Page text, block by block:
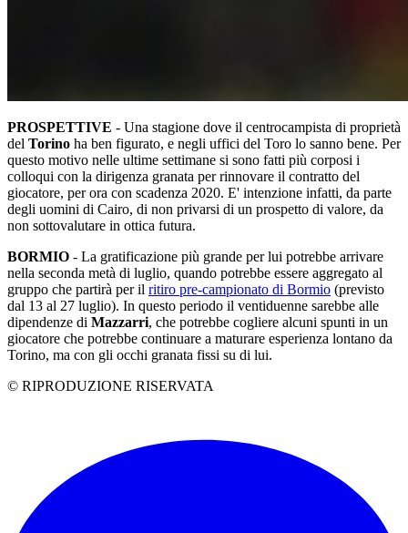
PROSPETTIVE - Una stagione dove il centrocampista di proprietà
del Torino ha ben figurato, e negli uffici del Toro lo sanno bene. Per
questo motivo nelle ultime settimane si sono fatti più corposi i
colloqui con la dirigenza granata per rinnovare il contratto del
giocatore, per ora con scadenza 2020. E' intenzione infatti, da parte
degli uomini di Cairo, di non privarsi di un prospetto di valore, da
non sottovalutare in ottica futura.
BORMIO - La gratificazione più grande per lui potrebbe arrivare
nella seconda metà di luglio, quando potrebbe essere aggregato al
gruppo che partirà per il ritiro pre-campionato di Bormio (previsto
dal 13 al 27 luglio). In questo periodo il ventiduenne sarebbe alle
dipendenze di Mazzarri, che potrebbe cogliere alcuni spunti in un
giocatore che potrebbe continuare a maturare esperienza lontano da
Torino, ma con gli occhi granata fissi su di lui.
© RIPRODUZIONE RISERVATA